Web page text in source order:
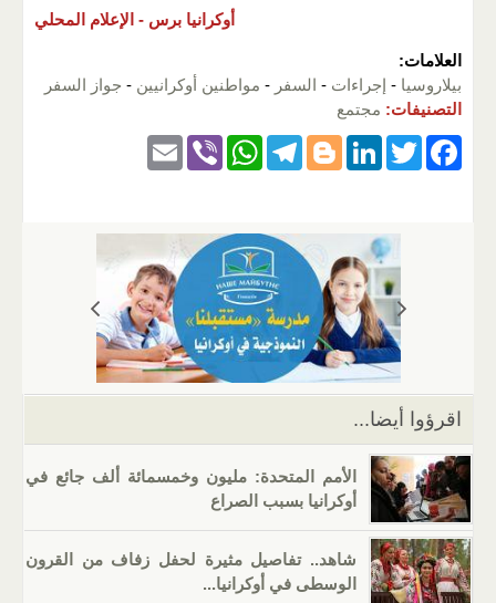
أوكرانيا برس - الإعلام المحلي
العلامات:
بيلاروسيا - إجراءات - السفر - مواطنين أوكرانيين - جواز السفر
التصنيفات: مجتمع
F
k
T
er
Li
e
dI
n
Bl
g
er
T
gr
a
m
W
s
A
p
p
Vi
اقرؤوا أيضا...
الأمم المتحدة: مليون وخمسمائة ألف جائع في
أوكرانيا بسبب الصراع
شاهد.. تفاصيل مثيرة لحفل زفاف من القرون
الوسطى في أوكرانيا...